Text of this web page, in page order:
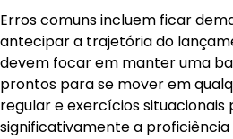
Erros comuns incluem ficar
antecipar a trajetória do
devem focar em manter uma
prontos para se mover em
regular e exercícios
significativamente a proficiência